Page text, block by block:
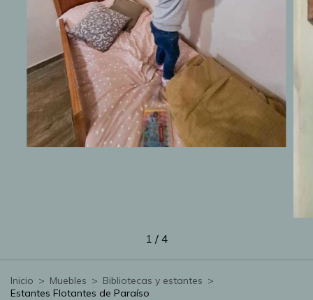
1 / 4
Inicio > Muebles > Bibliotecas y estantes >
Estantes Flotantes de Paraíso